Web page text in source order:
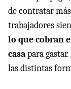
de contratar
trabajadores
lo que cobran
casapara
las distintas